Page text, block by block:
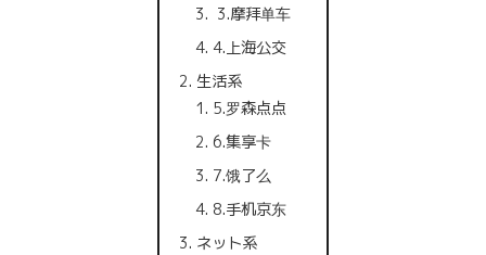
3.摩拜单车
4.上海公交
生活系
5.罗森点点
6.集享卡
7.饿了么
8.手机京东
ネット系